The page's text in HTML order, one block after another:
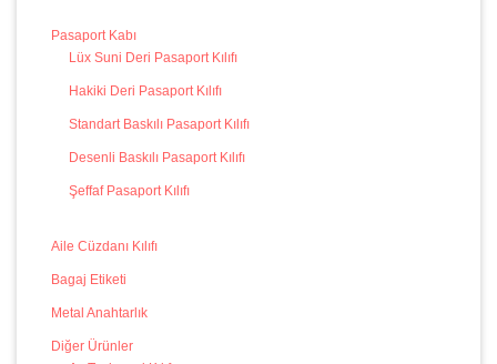
Pasaport Kabı
Lüx Suni Deri Pasaport Kılıfı
Hakiki Deri Pasaport Kılıfı
Standart Baskılı Pasaport Kılıfı
Desenli Baskılı Pasaport Kılıfı
Şeffaf Pasaport Kılıfı
Aile Cüzdanı Kılıfı
Bagaj Etiketi
Metal Anahtarlık
Diğer Ürünler